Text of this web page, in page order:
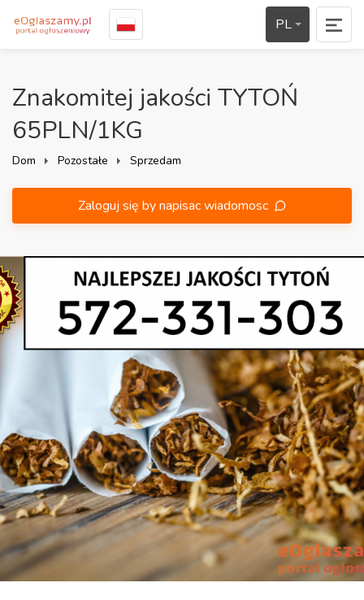
PL
Znakomitej jakości TYTOŃ
65PLN/1KG
Dom Pozostałe Sprzedam
Zaloguj się by napisac wiadomosc